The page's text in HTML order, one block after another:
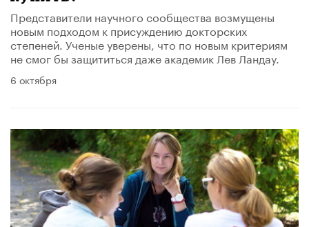
Представители научного сообщества возмущены
новым подходом к присуждению докторских
степеней. Ученые уверены, что по новым критериям
не смог бы защититься даже академик Лев Ландау.
6 октября